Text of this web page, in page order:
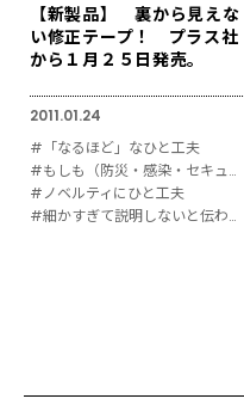
【新製品】 裏から見えな
い修正テープ！ プラス社
から１月２５日発売。
2011.01.24
#「なるほど」なひと工夫
#もしも（防災・感染・セキュリティ対策）
#ノベルティにひと工夫
#細かすぎて説明しないと伝わりにくい